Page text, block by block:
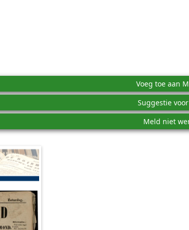
Voeg toe aan
Suggestie
Meld niet